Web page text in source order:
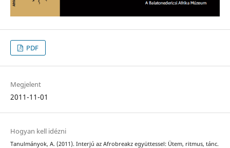
PDF
Megjelent
2011-11-01
Hogyan kell idézni
Tanulmányok, A. (2011). Interjú az Afrobreakz együttessel: Ütem, ritmus, tánc.